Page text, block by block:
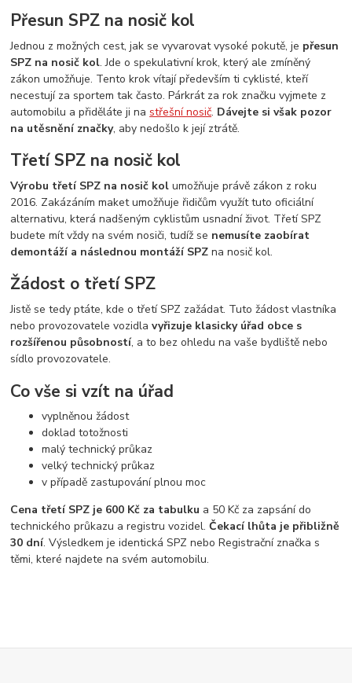
Přesun SPZ na nosič kol
Jednou z možných cest, jak se vyvarovat vysoké pokutě, je přesun
SPZ na nosič kol. Jde o spekulativní krok, který ale zmíněný
zákon umožňuje. Tento krok vítají především ti cyklisté, kteří
necestují za sportem tak často. Párkrát za rok značku vyjmete z
automobilu a přiděláte ji nastřešní nosič. Dávejte si však pozor
na utěsnění značky, aby nedošlo k její ztrátě.
Třetí SPZ na nosič kol
Výrobu třetí SPZ na nosič kol umožňuje právě zákon z roku
2016. Zakázáním maket umožňuje řidičům využít tuto oficiální
alternativu, která nadšeným cyklistům usnadní život. Třetí SPZ
budete mít vždy na svém nosiči, tudíž se nemusíte zaobírat
demontáží a následnou montáží SPZ na nosič kol.
Žádost o třetí SPZ
Jistě se tedy ptáte, kde o třetí SPZ zažádat. Tuto žádost vlastníka
nebo provozovatele vozidlavyřizuje klasicky úřad obce s
rozšířenou působností, a to bez ohledu na vaše bydliště nebo
sídlo provozovatele.
Co vše si vzít na úřad
vyplněnou žádost
doklad totožnosti
malý technický průkaz
velký technický průkaz
v případě zastupování plnou moc
Cena třetí SPZ je 600 Kč za tabulku a 50 Kč za zapsání do
technického průkazu a registru vozidel.Čekací lhůta je přibližně
30 dní. Výsledkem je identická SPZ nebo Registrační značka s
těmi, které najdete na svém automobilu.